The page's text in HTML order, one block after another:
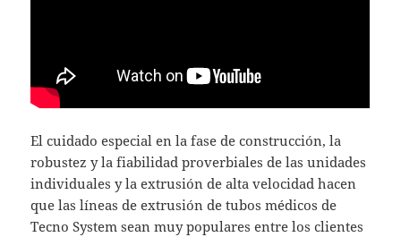
El cuidado especial en la fase de construcción, la
robustez y la fiabilidad proverbiales de las unidades
individuales y la extrusión de alta velocidad hacen
que las líneas de extrusión de tubos médicos de
Tecno System sean muy populares entre los clientes